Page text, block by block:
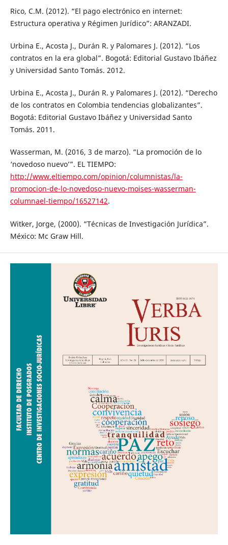
Rico, C.M. (2012). “El pago electrónico en internet:
Estructura operativa y Régimen Jurídico”: ARANZADI.
Urbina E., Acosta J., Durán R. y Palomares J. (2012). “Los
contratos en la era global”. Bogotá: Editorial Gustavo Ibáñez
y Universidad Santo Tomás. 2012.
Urbina E., Acosta J., Durán R. y Palomares J. (2012). “Derecho
de los contratos en Colombia tendencias globalizantes”.
Bogotá: Editorial Gustavo Ibáñez y Universidad Santo
Tomás. 2011.
Wasserman, M. (2016, 3 de marzo). “La promoción de lo
‘novedoso nuevo’”. EL TIEMPO:
http://www.eltiempo.com/opinion/columnistas/la-
promocion-de-lo-novedoso-nuevo-moises-wasserman-
columnael-tiempo/16527142.
Witker, Jorge, (2000). “Técnicas de Investigación Jurídica”.
México: Mc Graw Hill.